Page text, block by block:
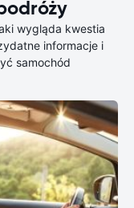
wygląda kwestia
informacje i
samochód